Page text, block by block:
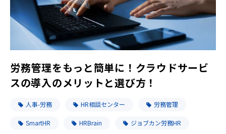
労務管理をもっと簡単に！クラウドサービ
スの導入のメリットと選び方！
人事-労務 HR相談センター 労務管理
SmartHR HRBrain ジョブカン労務HR